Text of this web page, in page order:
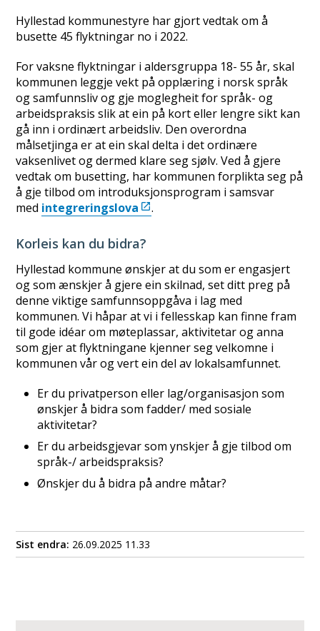
Hyllestad kommunestyre har gjort vedtak om å
busette 45 flyktningar no i 2022.
For vaksne flyktningar i aldersgruppa 18- 55 år, skal
kommunen leggje vekt på opplæring i norsk språk
og samfunnsliv og gje moglegheit for språk- og
arbeidspraksis slik at ein på kort eller lengre sikt kan
gå inn i ordinært arbeidsliv. Den overordna
målsetjinga er at ein skal delta i det ordinære
vaksenlivet og dermed klare seg sjølv. Ved å gjere
vedtak om busetting, har kommunen forplikta seg på
å gje tilbod om introduksjonsprogram i samsvar
med integreringslova .
Korleis kan du bidra?
Hyllestad kommune ønskjer at du som er engasjert
og som ænskjer å gjere ein skilnad, set ditt preg på
denne viktige samfunnsoppgåva i lag med
kommunen. Vi håpar at vi i fellesskap kan finne fram
til gode idéar om møteplassar, aktivitetar og anna
som gjer at flyktningane kjenner seg velkomne i
kommunen vår og vert ein del av lokalsamfunnet.
Er du privatperson eller lag/organisasjon som
ønskjer å bidra som fadder/ med sosiale
aktivitetar?
Er du arbeidsgjevar som ynskjer å gje tilbod om
språk-/ arbeidspraksis?
Ønskjer du å bidra på andre måtar?
Sist endra 26.09.2025 11.33